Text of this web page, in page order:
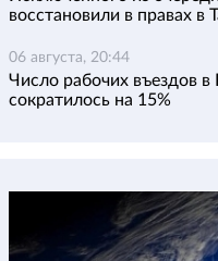
восстановили в правах в
06 августа, 20:44
Число рабочих въездов
сократилось на 15%